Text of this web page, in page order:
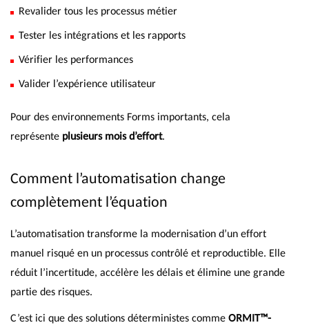
Revalider tous les processus métier
Tester les intégrations et les rapports
Vérifier les performances
Valider l’expérience utilisateur
Pour des environnements Forms importants, cela
représente plusieurs mois d’effort.
Comment l’automatisation change
complètement l’équation
L’automatisation transforme la modernisation d’un effort
manuel risqué en un processus contrôlé et reproductible. Elle
réduit l’incertitude, accélère les délais et élimine une grande
partie des risques.
C’est ici que des solutions déterministes comme ORMIT™-